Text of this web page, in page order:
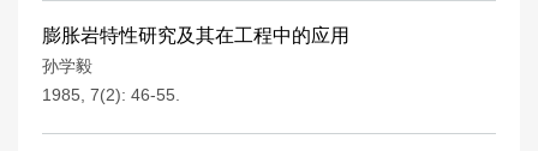
膨胀岩特性研究及其在工程中的应用
孙学毅
1985, 7(2): 46-55.